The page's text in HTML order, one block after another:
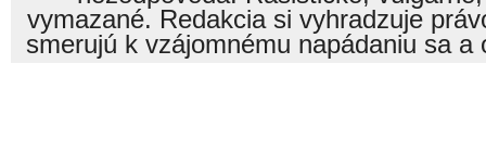
vymazané. Redakcia si vyhradzuje
smerujú k vzájomnému napádaniu sa